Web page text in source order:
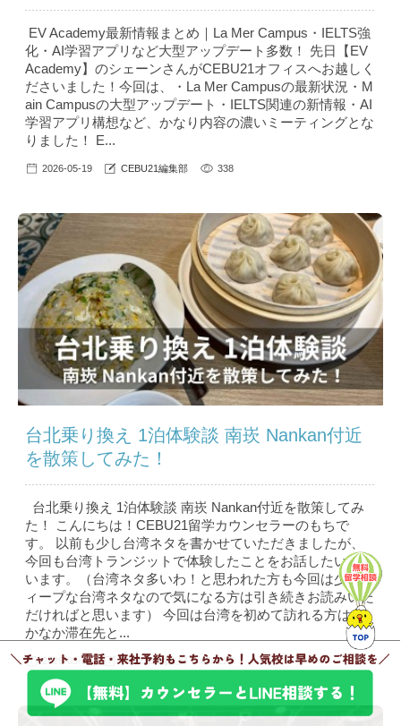
EV Academy最新情報まとめ｜La Mer Campus・IELTS強
化・AI学習アプリなど大型アップデート多数！ 先日【EV
Academy】のシェーンさんがCEBU21オフィスへお越しく
ださいました！今回は、・La Mer Campusの最新状況・M
ain Campusの大型アップデート・IELTS関連の新情報・AI
学習アプリ構想など、かなり内容の濃いミーティングとな
りました！ E...
2026-05-19 CEBU21編集部 338
台北乗り換え 1泊体験談 南崁 Nankan付近
を散策してみた！
台北乗り換え 1泊体験談 南崁 Nankan付近を散策してみ
た！ こんにちは！CEBU21留学カウンセラーのもちで
す。 以前も少し台湾ネタを書かせていただきましたが、
今回も台湾トランジットで体験したことをお話したいと思
います。（台湾ネタ多いわ！と思われた方も今回は少しデ
ィープな台湾ネタなので気になる方は引き続きお読みいた
だければと思います） 今回は台湾を初めて訪れる方はな
かなか滞在先と...
2026-05-18 CEBU21編集部 226